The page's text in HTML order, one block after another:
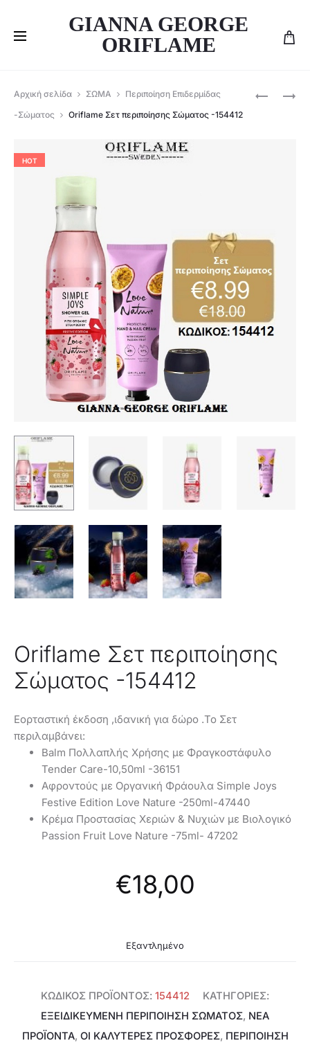
GIANNA GEORGE
ORIFLAME
ORIFLAME
ORIFLAME
Αρχική σελίδα ΣΩΜΑ
Περιποίηση Επιδερμίδας
-Σώματος
Oriflame Σετ περιποίησης Σώματος -154412
HOT
Oriflame Σετ περιποίησης
Σώματος -154412
Εορταστική έκδοση ,ιδανική για δώρο .Το Σετ
περιλαμβάνει:
Balm Πολλαπλής Χρήσης με Φραγκοστάφυλο
Tender Care-10,50ml -36151
Αφροντούς με Οργανική Φράουλα Simple Joys
Festive Edition Love Nature -250ml-47440
Κρέμα Προστασίας Χεριών & Νυχιών με Βιολογικό
Passion Fruit Love Nature -75ml- 47202
€18,00
Εξαντλημένο
ΚΩΔΙΚΌΣ ΠΡΟΪΌΝΤΟΣ: 154412
ΚΑΤΗΓΟΡΊΕΣ:
ΕΞΕΙΔΙΚΕΥΜΈΝΗ ΠΕΡΙΠΟΊΗΣΗ ΣΏΜΑΤΟΣ, ΝΕΑ
ΠΡΟΪΟΝΤΑ, ΟΙ ΚΑΛΥΤΕΡΕΣ ΠΡΟΣΦΟΡΕΣ, ΠΕΡΙΠΟΊΗΣΗ